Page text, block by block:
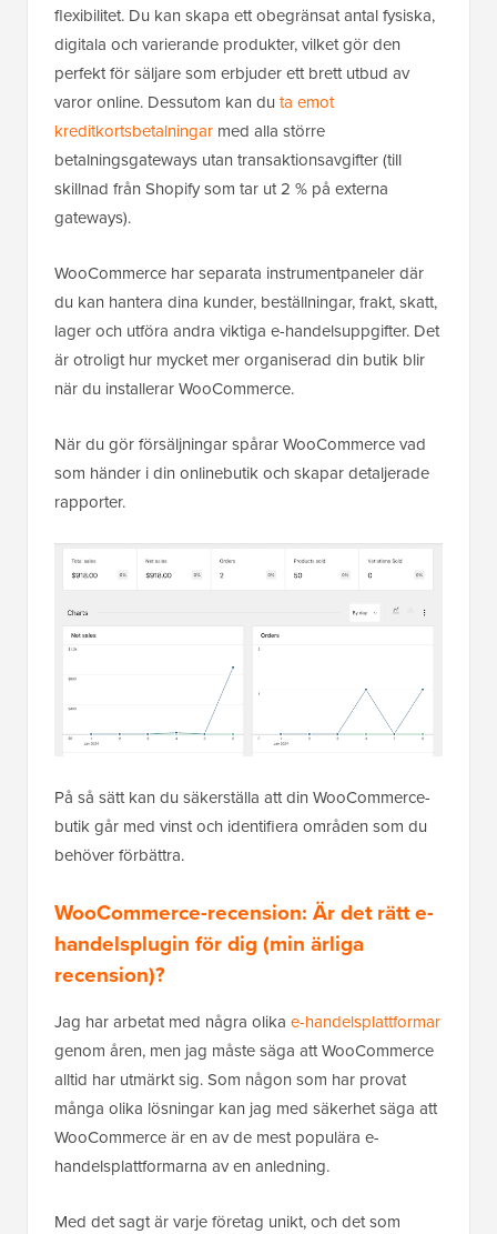
flexibilitet. Du kan skapa ett obegränsat antal fysiska,
digitala och varierande produkter, vilket gör den
perfekt för säljare som erbjuder ett brett utbud av
varor online. Dessutom kan du ta emot
kreditkortsbetalningar med alla större
betalningsgateways utan transaktionsavgifter (till
skillnad från Shopify som tar ut 2 % på externa
gateways).
WooCommerce har separata instrumentpaneler där
du kan hantera dina kunder, beställningar, frakt, skatt,
lager och utföra andra viktiga e-handelsuppgifter. Det
är otroligt hur mycket mer organiserad din butik blir
när du installerar WooCommerce.
När du gör försäljningar spårar WooCommerce vad
som händer i din onlinebutik och skapar detaljerade
rapporter.
På så sätt kan du säkerställa att din WooCommerce-
butik går med vinst och identifiera områden som du
behöver förbättra.
WooCommerce-recension: Är det rätt e-
handelsplugin för dig (min ärliga
recension)?
Jag har arbetat med några olika e-handelsplattformar
genom åren, men jag måste säga att WooCommerce
alltid har utmärkt sig. Som någon som har provat
många olika lösningar kan jag med säkerhet säga att
WooCommerce är en av de mest populära e-
handelsplattformarna av en anledning.
Med det sagt är varje företag unikt, och det som